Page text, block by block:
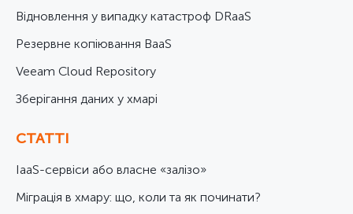
Відновлення у випадку катастроф DRaaS
Резервне копіювання BaaS
Veeam Cloud Repository
Зберігання даних у хмарі
СТАТТІ
IaaS-сервіси або власне «залізо»
Міграція в хмару: що, коли та як починати?